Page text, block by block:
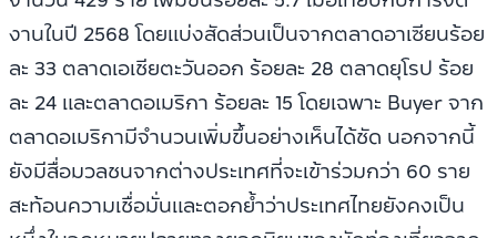
งานในปี 2568 โดยแบ่งสัดส่วนเป็นจากตลาดอาเซียนร้อย
ละ 33 ตลาดเอเชียตะวันออก ร้อยละ 28 ตลาดยุโรป ร้อย
ละ 24 และตลาดอเมริกา ร้อยละ 15 โดยเฉพาะ Buyer จาก
ตลาดอเมริกามีจำนวนเพิ่มขึ้นอย่างเห็นได้ชัด นอกจากนี้
ยังมีสื่อมวลชนจากต่างประเทศที่จะเข้าร่วมกว่า 60 ราย
สะท้อนความเชื่อมั่นและตอกย้ำว่าประเทศไทยยังคงเป็น